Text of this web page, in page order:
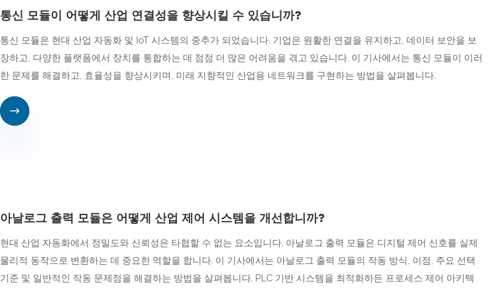
통신 모듈이 어떻게 산업 연결성을 향상시킬 수 있습니까?
통신 모듈은 현대 산업 자동화 및 IoT 시스템의 중추가 되었습니다. 기업은 원활한 연결을 유지하고, 데이터 보안을 보
장하고, 다양한 플랫폼에서 장치를 통합하는 데 점점 더 많은 어려움을 겪고 있습니다. 이 기사에서는 통신 모듈이 이러
한 문제를 해결하고, 효율성을 향상시키며, 미래 지향적인 산업용 네트워크를 구현하는 방법을 살펴봅니다.

아날로그 출력 모듈은 어떻게 산업 제어 시스템을 개선합니까?
현대 산업 자동화에서 정밀도와 신뢰성은 타협할 수 없는 요소입니다. 아날로그 출력 모듈은 디지털 제어 신호를 실제
물리적 동작으로 변환하는 데 중요한 역할을 합니다. 이 기사에서는 아날로그 출력 모듈의 작동 방식, 이점, 주요 선택
기준 및 일반적인 작동 문제점을 해결하는 방법을 살펴봅니다. PLC 기반 시스템을 최적화하든 프로세스 제어 아키텍